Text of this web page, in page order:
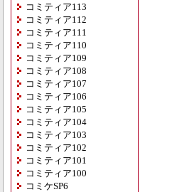
コミティア113
コミティア112
コミティア111
コミティア110
コミティア109
コミティア108
コミティア107
コミティア106
コミティア105
コミティア104
コミティア103
コミティア102
コミティア101
コミティア100
コミケSP6